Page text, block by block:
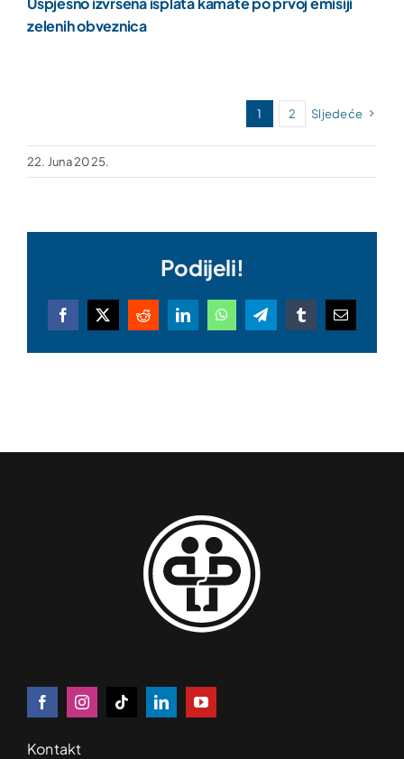
zelenih obveznica
1 2 Sljedeće
22. Juna 2025.
Podijeli!
Facebook
X RedditLinkedInWhatsAppTelegramTumblrEmail
Kontakt